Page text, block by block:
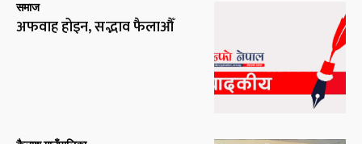
समाज
अफवाह होइन, सद्भाव फैलाऔँ